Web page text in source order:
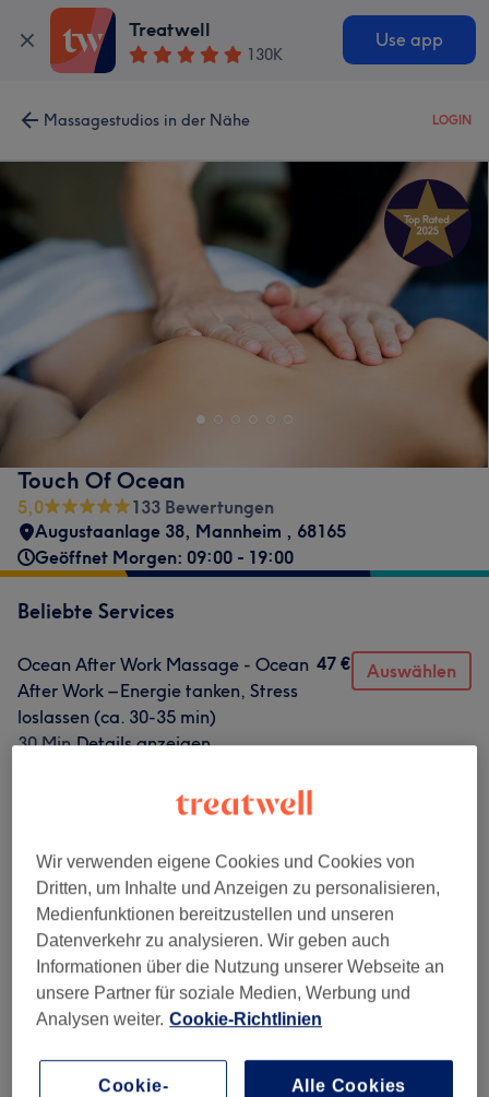
Treatwell
130K
Use app
Massagestudios in der Nähe LOGIN
Touch Of Ocean
5,0
133 Bewertungen
Augustaanlage 38, Mannheim , 68165
Geöffnet Morgen: 09:00 - 19:00
Beliebte Services
Ocean After Work Massage - Ocean
After Work – Energie tanken, Stress
loslassen (ca. 30-35 min)
30 Min.Details anzeigen
47 € Auswählen
gegen Verspannung (ca. 60 min )
Ocean Flow Bio Aromaöl Massage –
Naturreine Öle, tiefe Ruhe &
Entspannung (ca. 60 min)
1 Std.Details anzeigen
75 € Auswählen
60 Min Deep Ocean Hot Lava
Massage – Wärme, die
79 € Auswählen
Wir verwenden eigene Cookies und Cookies von
Dritten, um Inhalte und Anzeigen zu personalisieren,
Medienfunktionen bereitzustellen und unseren
Datenverkehr zu analysieren. Wir geben auch
Informationen über die Nutzung unserer Webseite an
unsere Partner für soziale Medien, Werbung und
Analysen weiter. Cookie-Richtlinien
Cookie- Alle Cookies